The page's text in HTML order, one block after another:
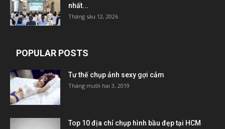
nhất...
Tháng sáu 12, 2026
POPULAR POSTS
Tư thế chụp ảnh sexy gợi cảm
Tháng mười hai 3, 2019
Top 10 địa chỉ chụp hình bầu đẹp tại HCM